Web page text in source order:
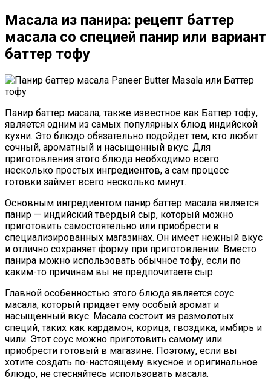
Масала из панира: рецепт баттер
масала со специей панир или вариант
баттер тофу
Панир баттер масала, также известное как Баттер тофу,
является одним из самых популярных блюд индийской
кухни. Это блюдо обязательно подойдет тем, кто любит
сочный, ароматный и насыщенный вкус. Для
приготовления этого блюда необходимо всего
несколько простых ингредиентов, а сам процесс
готовки займет всего несколько минут.
Основным ингредиентом панир баттер масала является
панир — индийский твердый сыр, который можно
приготовить самостоятельно или приобрести в
специализированных магазинах. Он имеет нежный вкус
и отлично сохраняет форму при приготовлении. Вместо
панира можно использовать обычное тофу, если по
каким-то причинам вы не предпочитаете сыр.
Главной особенностью этого блюда является соус
масала, который придает ему особый аромат и
насыщенный вкус. Масала состоит из размолотых
специй, таких как кардамон, корица, гвоздика, имбирь и
чили. Этот соус можно приготовить самому или
приобрести готовый в магазине. Поэтому, если вы
хотите создать по-настоящему вкусное и оригинальное
блюдо, не стесняйтесь использовать масала.